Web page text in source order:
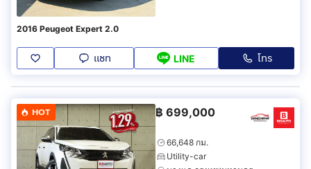
2016 Peugeot Expert 2.0
แชท LINE โทร
HOT ฿ 699,000
66,648 กม.
Utility-car